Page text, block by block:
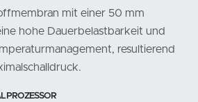
mit einer 50 mm
hohe Dauerbelastbarkeit und
resultierend